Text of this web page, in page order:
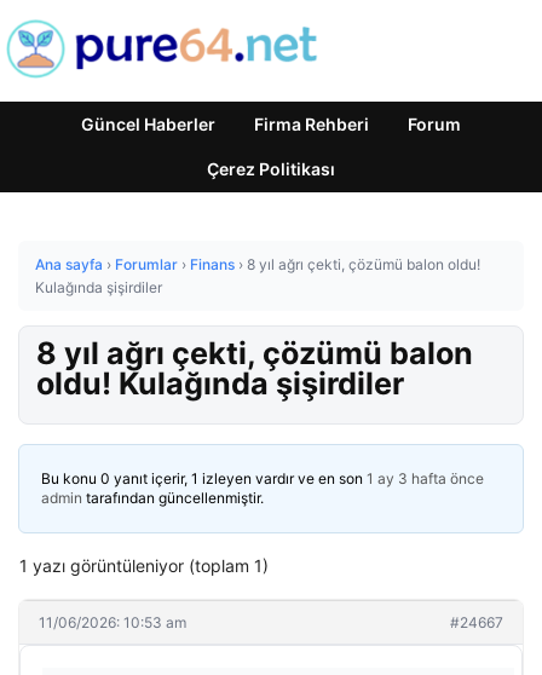
Güncel Haberler Firma Rehberi Forum
Çerez Politikası
Ana sayfa › Forumlar › Finans › 8 yıl ağrı çekti, çözümü balon oldu!
Kulağında şişirdiler
8 yıl ağrı çekti, çözümü balon
oldu! Kulağında şişirdiler
Bu konu 0 yanıt içerir, 1 izleyen vardır ve en son 1 ay 3 hafta önce
admin tarafından güncellenmiştir.
1 yazı görüntüleniyor (toplam 1)
11/06/2026: 10:53 am #24667